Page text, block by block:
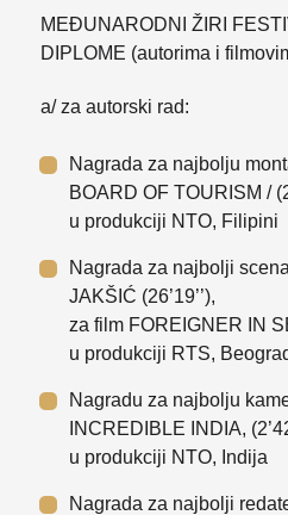
MEĐUNARODNI ŽIRI
DIPLOME (autorima i
a/ za autorski rad:
Nagrada za najbolju
BOARD OF TOURISM /
u produkciji NTO, Filipini
Nagrada za najbolji
JAKŠIĆ (26’19’’),
za film FOREIGNER IN
u produkciji RTS,
Nagradu za najbolju
INCREDIBLE INDIA,
u produkciji NTO, Indija
Nagrada za najbolji